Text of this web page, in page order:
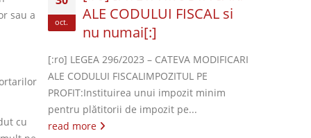
sau a
cu
oct.
ALE CODULUI FISCAL si
nu numai[:]
[:ro] LEGEA 296/2023 – CATEVA MODIFICARI
ALE CODULUI FISCALIMPOZITUL PE
PROFIT:Instituirea unui impozit minim
pentru plătitorii de impozit pe...
read more